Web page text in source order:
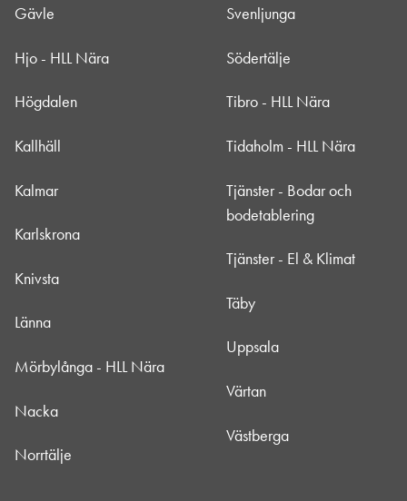
Gävle
Hjo - HLL Nära
Högdalen
Kallhäll
Kalmar
Karlskrona
Knivsta
Länna
Mörbylånga - HLL Nära
Nacka
Norrtälje
Svenljunga
Södertälje
Tibro - HLL Nära
Tidaholm - HLL Nära
Tjänster - Bodar och
bodetablering
Tjänster - El & Klimat
Täby
Uppsala
Värtan
Västberga